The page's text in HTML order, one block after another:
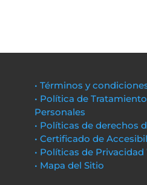
• Términos y
• Política de
Personales
• Políticas de derechos
• Certificado de
• Políticas de Privacidad
• Mapa del Sitio